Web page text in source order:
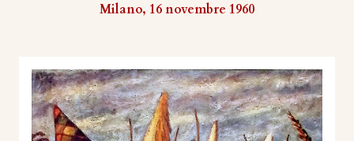
Milano, 16 novembre 1960